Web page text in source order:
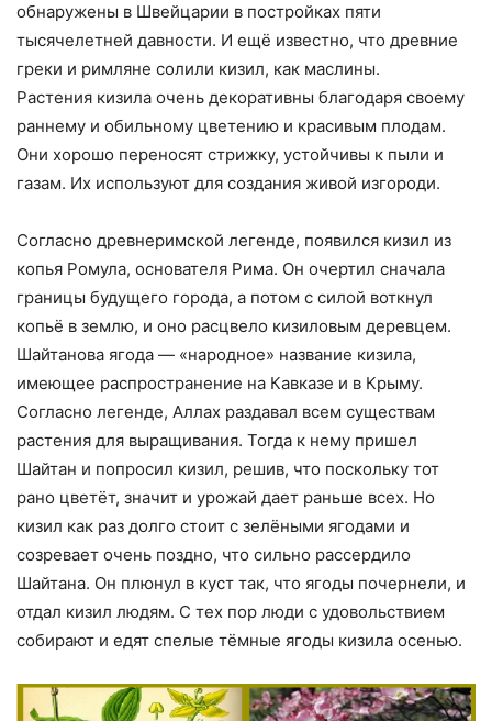
обнаружены в Швейцарии в постройках пяти
тысячелетней давности. И ещё известно, что древние
греки и римляне солили кизил, как маслины.
Растения кизила очень декоративны благодаря своему
раннему и обильному цветению и красивым плодам.
Они хорошо переносят стрижку, устойчивы к пыли и
газам. Их используют для создания живой изгороди.
Согласно древнеримской легенде, появился кизил из
копья Ромула, основателя Рима. Он очертил сначала
границы будущего города, а потом с силой воткнул
копьё в землю, и оно расцвело кизиловым деревцем.
Шайтанова ягода — «народное» название кизила,
имеющее распространение на Кавказе и в Крыму.
Согласно легенде, Аллах раздавал всем существам
растения для выращивания. Тогда к нему пришел
Шайтан и попросил кизил, решив, что поскольку тот
рано цветёт, значит и урожай дает раньше всех. Но
кизил как раз долго стоит с зелёными ягодами и
созревает очень поздно, что сильно рассердило
Шайтана. Он плюнул в куст так, что ягоды почернели, и
отдал кизил людям. С тех пор люди с удовольствием
собирают и едят спелые тёмные ягоды кизила осенью.